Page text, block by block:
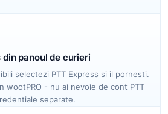
din panoul de curieri
selectezi PTT Express si il pornesti.
wootPRO - nu ai nevoie de cont PTT
separate.